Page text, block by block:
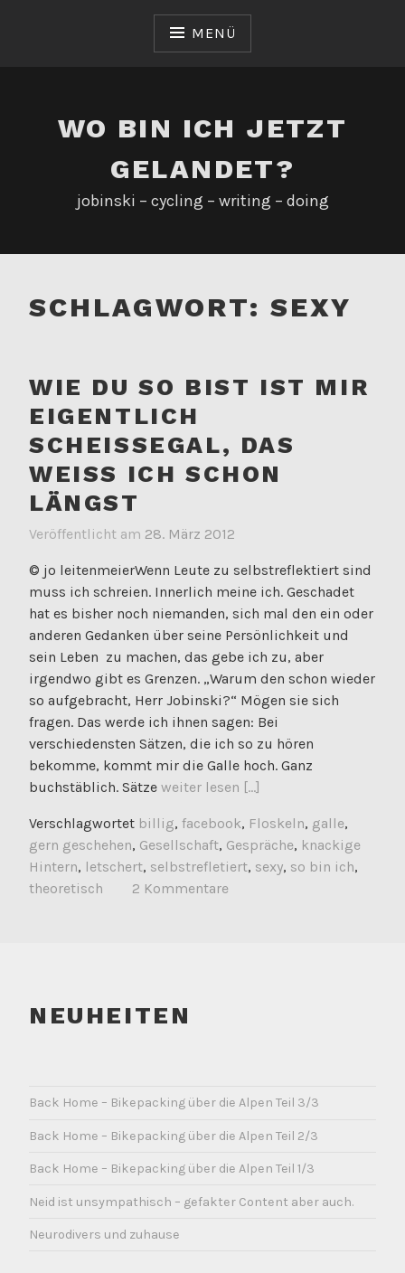
MENÜ
WO BIN ICH JETZT
GELANDET?
jobinski – cycling – writing – doing
SCHLAGWORT: SEXY
WIE DU SO BIST IST MIR
EIGENTLICH
SCHEISSEGAL, DAS W
EISS ICH SCHON LÄ
NGST
Veröffentlicht am 28. März 2012
© jo leitenmeierWenn Leute zu selbstreflektiert sind
muss ich schreien. Innerlich meine ich. Geschadet
hat es bisher noch niemanden, sich mal den ein oder
anderen Gedanken über seine Persönlichkeit und
sein Leben zu machen, das gebe ich zu, aber
irgendwo gibt es Grenzen. „Warum den schon wieder
so aufgebracht, Herr Jobinski?“ Mögen sie sich
fragen. Das werde ich ihnen sagen: Bei
verschiedensten Sätzen, die ich so zu hören
bekomme, kommt mir die Galle hoch. Ganz
buchstäblich. Sätze weiter lesen [...]
Verschlagwortet billig, facebook, Floskeln, galle,
gern geschehen, Gesellschaft, Gespräche, knackige
Hintern, letschert, selbstrefletiert, sexy, so bin ich,
theoretisch
2 Kommentare
NEUHEITEN
Back Home – Bikepacking über die Alpen Teil 3/3
Back Home – Bikepacking über die Alpen Teil 2/3
Back Home – Bikepacking über die Alpen Teil 1/3
Neid ist unsympathisch – gefakter Content aber auch.
Neurodivers und zuhause